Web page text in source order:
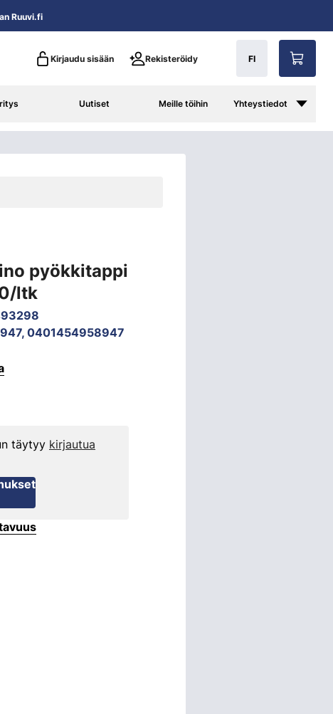
Kirjaudu sisään Rekisteröidy FI
Uutiset Meille töihin Yhteystiedot
Ruuvi.fi
pyökkitappi
ltk
0401454958947
täytyy kirjautua